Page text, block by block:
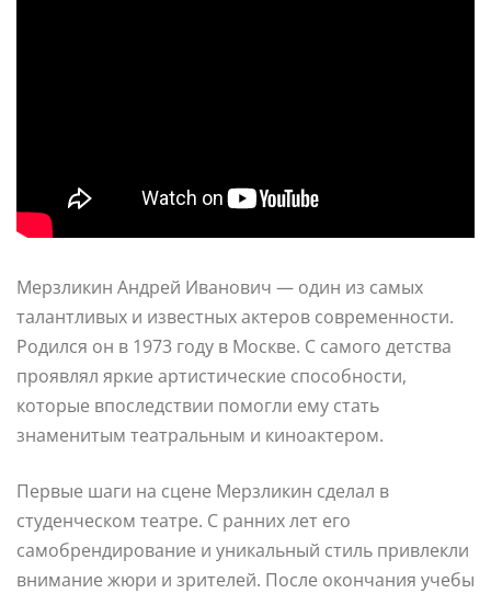
Мерзликин Андрей Иванович — один из самых
талантливых и известных актеров современности.
Родился он в 1973 году в Москве. С самого детства
проявлял яркие артистические способности,
которые впоследствии помогли ему стать
знаменитым театральным и киноактером.
Первые шаги на сцене Мерзликин сделал в
студенческом театре. С ранних лет его
самобрендирование и уникальный стиль привлекли
внимание жюри и зрителей. После окончания учебы